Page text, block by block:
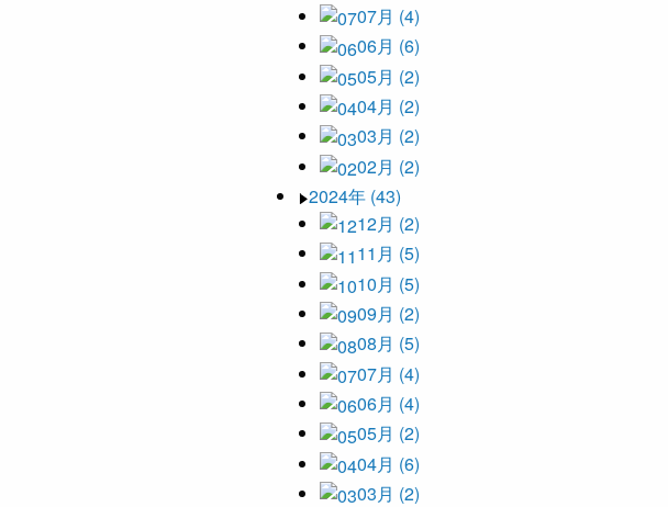
07月 (4)
06月 (6)
05月 (2)
04月 (2)
03月 (2)
02月 (2)
2024年 (43)
12月 (2)
11月 (5)
10月 (5)
09月 (2)
08月 (5)
07月 (4)
06月 (4)
05月 (2)
04月 (6)
03月 (2)